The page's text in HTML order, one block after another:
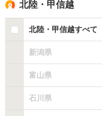
北陸・甲信越
北陸・甲信越すべて
新潟県
富山県
石川県